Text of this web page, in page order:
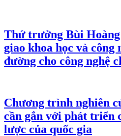
Thứ trưởng Bùi
giao khoa học và công
đường cho công nghệ
Chương trình nghiên
cần gắn với phát triển
lược của quốc gia